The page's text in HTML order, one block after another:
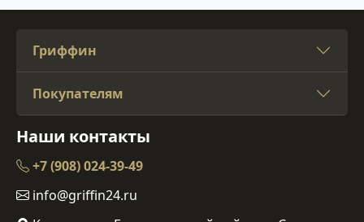
Гриффин
Покупателям
Наши контакты
+7 (908) 024-39-49
info@griffin24.ru